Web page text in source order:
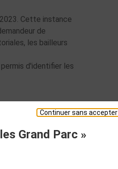
Continuer sans accepter
Grand Parc »
Cette instance
de
les bailleurs
d'identifier les
PRESSE